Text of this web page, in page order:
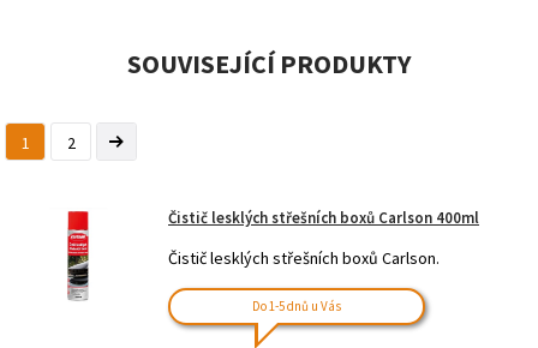
SOUVISEJÍCÍ PRODUKTY
1 2
Čistič lesklých střešních boxů Carlson 400ml
Čistič lesklých střešních boxů Carlson.
Do 1-5 dnů u Vás